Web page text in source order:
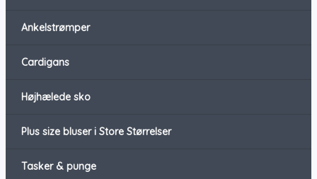
Ankelstrømper
Cardigans
Højhælede sko
Plus size bluser i Store Størrelser
Tasker & punge